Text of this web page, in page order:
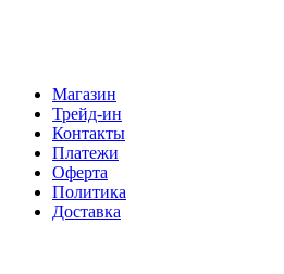
Магазин
Трейд-ин
Контакты
Платежи
Оферта
Политика
Доставка